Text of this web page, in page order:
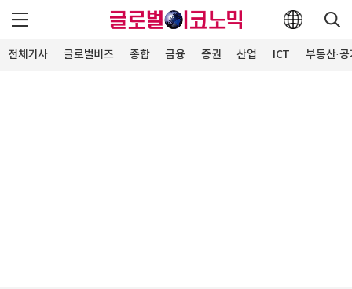
전체기사 글로벌비즈 종합 금융 증권 산업 ICT 부동산·